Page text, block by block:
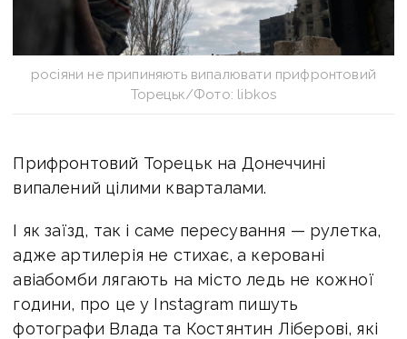
росіяни не припиняють випалювати прифронтовий
Торецьк/Фото: libkos
Прифронтовий Торецьк на Донеччині
випалений цілими кварталами.
І як заїзд, так і саме пересування — рулетка,
адже артилерія не стихає, а керовані
авіабомби лягають на місто ледь не кожної
години, про це у Instagram пишуть
фотографи Влада та Костянтин Ліберові, які